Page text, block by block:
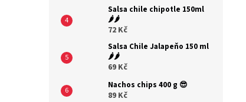
Salsa chile chipotle 150ml
🌶️🌶️
72 Kč
Salsa Chile Jalapeňo 150 ml
🌶️🌶️
69 Kč
Nachos chips 400 g 😎
89 Kč